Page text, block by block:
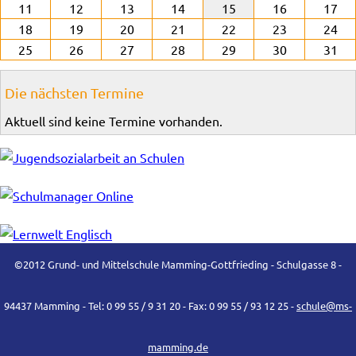
11
12 13 14 15 16
17
18
19 20 21 22 23
24
25
26 27 28 29 30 31
Die nächsten Termine
Aktuell sind keine Termine vorhanden.
©2012 Grund- und Mittelschule Mamming-Gottfrieding - Schulgasse 8 -
94437 Mamming - Tel: 0 99 55 / 9 31 20 - Fax: 0 99 55 / 93 12 25 -schule@ms-
mamming.de